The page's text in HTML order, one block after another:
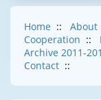
Home :: About
Cooperation ::
Archive 2011-
Contact ::